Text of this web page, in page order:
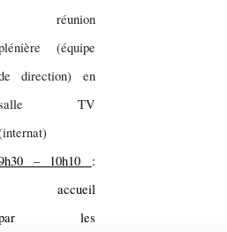
réunion
(équipe
direction) en
TV
– 10h10 :
accueil
les